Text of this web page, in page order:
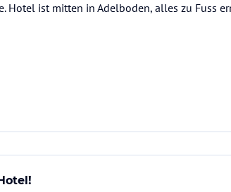
Hotel ist mitten in Adelboden, alles zu Fuss